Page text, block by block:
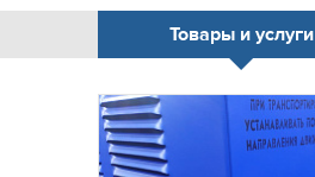
Товары и услуги